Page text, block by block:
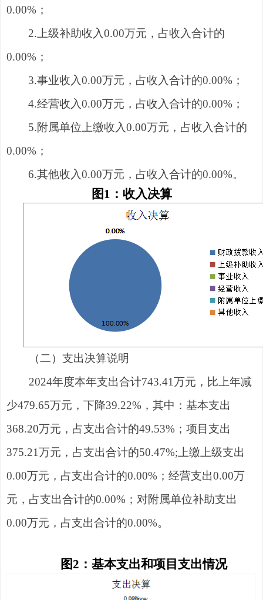
0.00% ；
2. 上级补助收入0.00万元，占收入合计的
0.00% ；
3.事业收入0.00万元，占收入合计的0.00% ；
4.经营收入0.00万元，占收入合计的0.00% ；
5.附属单位上缴收入0.00万元，占收入合计的
0.00% ；
6.其他收入0.00万元，占收入合计的0.00%。
图1 ：收入决算
（二） 支出决算说明
2024年度本年支出合计743.41万元， 比上年减
少479.65万元，下降39.22% ，其中：基本支出
368.20万元，占支出合计的49.53% ；项目支出
375.21万元，占支出合计的50.47%; 上缴上级支出
0.00万元，占支出合计的0.00% ；经营支出0.00万
元，占支出合计的0.00% ；对附属单位补助支出
0.00万元，占支出合计的0.00%。
图2 ：基本支出和项目支出情况